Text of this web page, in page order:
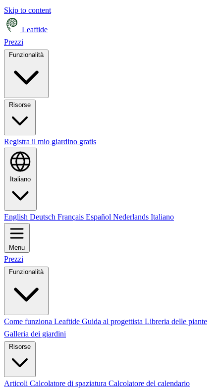
Skip to content
Leaftide
Prezzi
Funzionalità
Registra il mio giardino gratis
Italiano
English Deutsch Français Español Nederlands Italiano
Menu
Prezzi
Funzionalità
Come funziona Leaftide Guida al progettista Libreria delle piante
Galleria dei giardini
Risorse
Articoli Calcolatore di spaziatura Calcolatore del calendario